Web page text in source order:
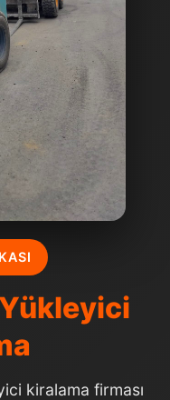
kiralama firması